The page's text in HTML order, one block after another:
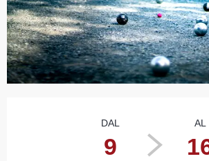
DAL
9
AL